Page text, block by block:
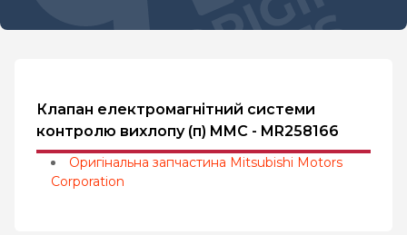
Клапан електромагнітний системи
контролю вихлопу (п) MMC - MR258166
Оригінальна запчастина Mitsubishi Motors
Corporation